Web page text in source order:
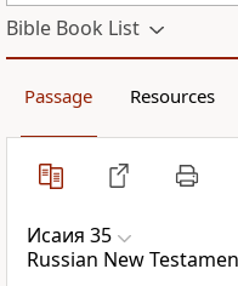
Bible Book List
Passage Resources
Исаия 35
Russian New